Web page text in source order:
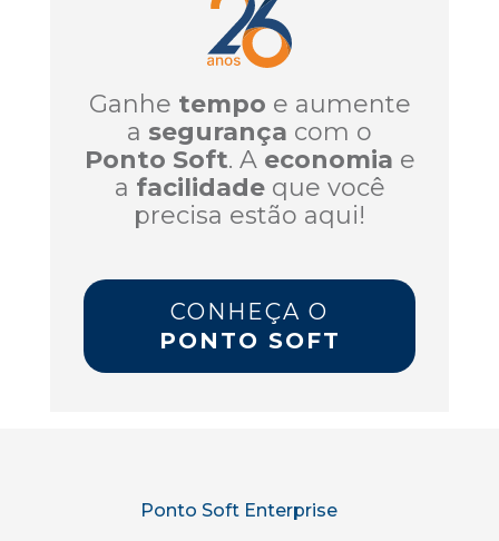
Ganhe tempo e aumente
a segurança com o
Ponto Soft. A economia e
a facilidadeque você
precisa estão aqui!
CONHEÇA O
PONTO SOFT
Ponto Soft Enterprise